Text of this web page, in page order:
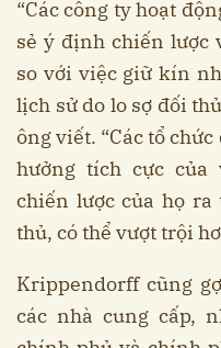
“Các công ty hoạt
sẻ ý định chiến lược
so với việc giữ kín
lịch sử do lo sợ đối
ông viết. “Các tổ
hưởng tích cực
chiến lược của họ
thủ, có thể vượt trội
Krippendorff cũng
các nhà cung cấp,